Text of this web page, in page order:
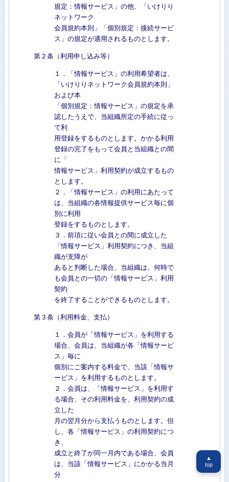
規定：情報サービス」の他、「いけりり
ネットワーク
会員規約本則」「個別規定：接続サービ
ス」の規定が適用されるものとします。
第２条（利用申し込み等）
１．「情報サービス」の利用希望者は、
「いけりりネットワーク会員規約本則」
および本
「個別規定：情報サービス」の規定を承
認したうえで、当組織所定の手続に従っ
て利
用登録をするものとします。かかる利用
登録の完了をもって会員と当組織との間
に「
情報サービス」利用契約が成立するもの
とします。
２．「情報サービス」の利用にあたって
は、当組織の各情報提供サービス毎に個
別に利用
登録をするものとします。
３．前項に従い会員との間に成立した
「情報サービス」利用契約につき、当組
織が支障が
あると判断した場合、当組織は、何時で
も会員との一切の「情報サービス」利用
契約
を終了することができるものとします。
第３条（利用料金、支払）
１．会員が「情報サービス」を利用する
場合、会員は、当組織が各「情報サービ
ス」毎に
個別にご案内する料金で、当該「情報サ
ービス」を利用するものとします。
２．会員は、「情報サービス」を利用す
る場合、その利用料金を、利用契約の成
立した
月の翌月分から支払うものとします。但
し、各「情報サービス」の利用契約につ
き、
成立と終了が同一月内である場合、会員
は、当該「情報サービス」にかかる当月
分
▲
top